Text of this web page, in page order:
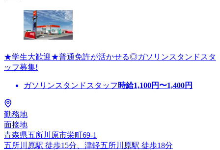
★学生大歓迎★普通免許が活かせる◎ガソリンスタンドスタ
ッフ募集!
ガソリンスタンドスタッフ 時給1,100円〜1,400円
勤務地
面接地
青森県五所川原市栄町69-1
五所川原駅 徒歩15分、津軽五所川原駅 徒歩18分